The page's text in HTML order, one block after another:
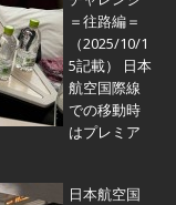
＝往路編＝
（2025/10/1
5記載） 日本
航空国際線
での移動時
はプレミア
日本航空国